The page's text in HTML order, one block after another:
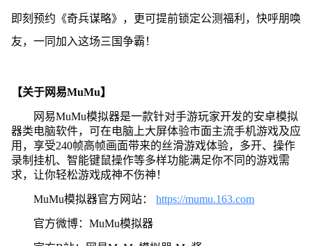
即刻预约《奇兵谋略》，更可提前锁定公测福利，快呼朋唤
友，一同加入这场三国争霸！
【关于网易MuMu】
网易MuMu模拟器是一款针对手游玩家开发的安卓模拟
器类电脑软件，可在电脑上大屏体验市面主流手机游戏及应
用，享受240帧高帧画面带来的丝滑游戏体验，多开、操作
录制挂机、智能键鼠操作等多样功能满足你不同的游戏需
求，让你轻松游戏成神不伤神！
MuMu模拟器官方网站： https://mumu.163.com
官方微博：MuMu模拟器